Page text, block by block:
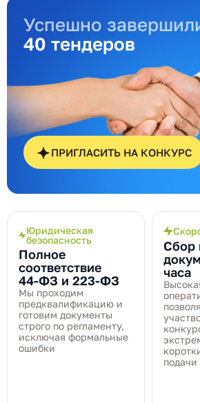
Успешно
40 тендеров
ПРИГЛАСИТЬ НА КОНКУРС
Юридическая
безопасность
Полное
соответствие
44‑ФЗ и 223‑ФЗ
Мы проходим
предквалификацию и
готовим документы
строго по регламенту,
исключая формальные
ошибки
Сбор
часа
подачи